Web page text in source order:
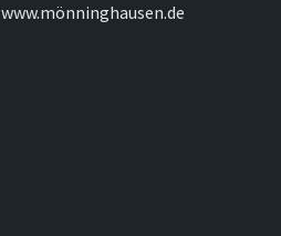
www.mönninghausen.de